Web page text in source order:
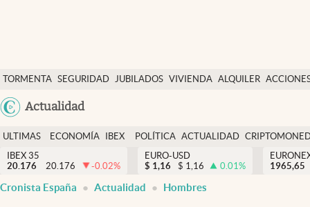
TORMENTA SEGURIDAD JUBILADOS VIVIENDA ALQUILER
USA
Actualidad
Economía y finanzas
Política
Actualidad
Criptomonedas
España
ULTIMAS
NOTICIAS
ECONOMÍA
FINANZAS
IBEX
EURO
POLÍTICA ACTUALIDAD
IBEX 35
20.176
20.176 -0.02%
EURO-USD
$ 1,16 $ 1,16 0.01%
1965,65
Cronista España Actualidad Hombres